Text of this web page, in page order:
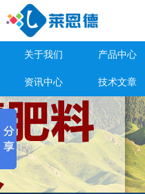
关于我们 产品中心
资讯中心 技术文章